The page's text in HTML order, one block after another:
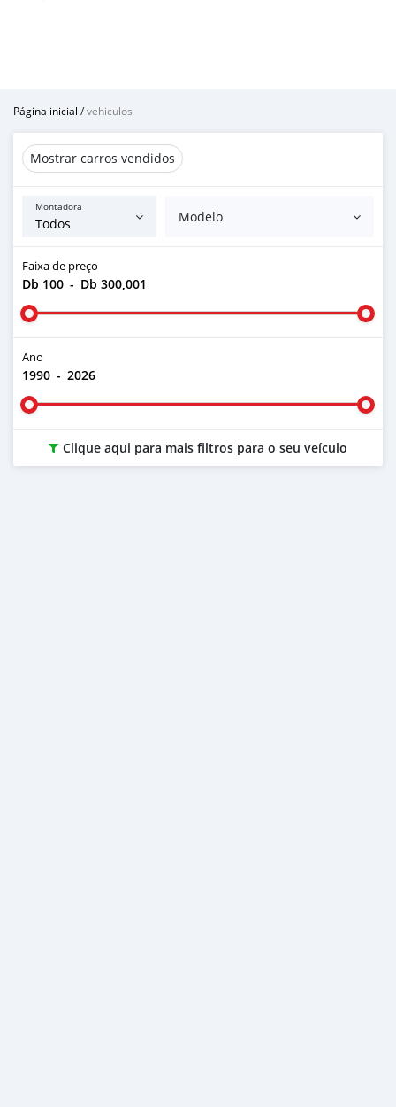
Página inicial /vehiculos
Mostrar carros vendidos
Montadora
Modelo
Faixa de preço
Db 100 - Db 300,001
Ano
1990 - 2026
Clique aqui para mais filtros para o seu veículo